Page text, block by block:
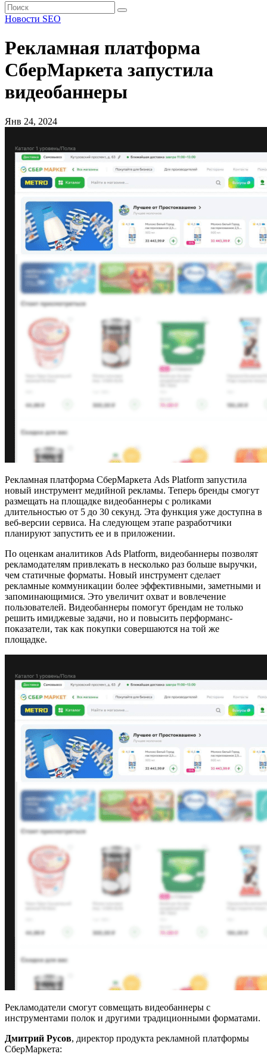
Новости SEO
Рекламная платформа
СберМаркета запустила
видеобаннеры
Янв 24, 2024
Рекламная платформа СберМаркета Ads Platform запустила
новый инструмент медийной рекламы. Теперь бренды смогут
размещать на площадке видеобаннеры с роликами
длительностью от 5 до 30 секунд. Эта функция уже доступна в
веб-версии сервиса. На следующем этапе разработчики
планируют запустить ее и в приложении.
По оценкам аналитиков Ads Platform, видеобаннеры позволят
рекламодателям привлекать в несколько раз больше выручки,
чем статичные форматы. Новый инструмент сделает
рекламные коммуникации более эффективными, заметными и
запоминающимися. Это увеличит охват и вовлечение
пользователей. Видеобаннеры помогут брендам не только
решить имиджевые задачи, но и повысить перформанс-
показатели, так как покупки совершаются на той же
площадке.
Рекламодатели смогут совмещать видеобаннеры с
инструментами полок и другими традиционными форматами.
Дмитрий Русов, директор продукта рекламной платформы
СберМаркета: